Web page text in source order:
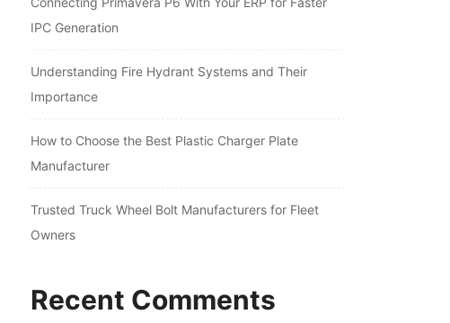
IPC Generation
Understanding Fire Hydrant Systems and Their
Importance
How to Choose the Best Plastic Charger Plate
Manufacturer
Trusted Truck Wheel Bolt Manufacturers for Fleet
Owners
Recent Comments